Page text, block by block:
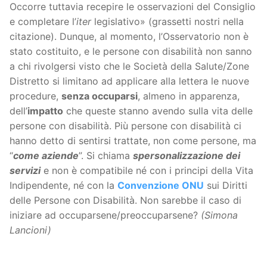
Occorre tuttavia recepire le osservazioni del Consiglio
e completare l’iterlegislativo» (grassetti nostri nella
citazione). Dunque, al momento, l’Osservatorio non è
stato costituito, e le persone con disabilità non sanno
a chi rivolgersi visto che le Società della Salute/Zone
Distretto si limitano ad applicare alla lettera le nuove
procedure, senza occuparsi, almeno in apparenza,
dell’impatto che queste stanno avendo sulla vita delle
persone con disabilità. Più persone con disabilità ci
hanno detto di sentirsi trattate, non come persone, ma
“come aziende”. Si chiama spersonalizzazione dei
servizie non è compatibile né con i principi della Vita
Indipendente, né con la Convenzione ONU sui Diritti
delle Persone con Disabilità. Non sarebbe il caso di
iniziare ad occuparsene/preoccuparsene? (Simona
Lancioni)